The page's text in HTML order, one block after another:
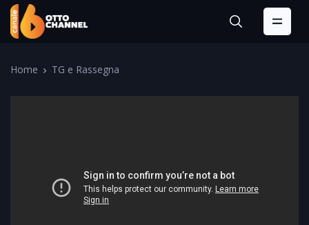
Home TG e Rassegna